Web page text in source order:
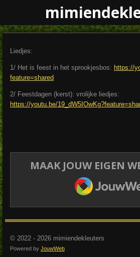
naar
hoofdinhoud
Liedjes:
1/ Het is feest in het sprookjesbos: https://
feature=shared
2/ Feestdagen (kerst): vrolijke liedjes:
https://youtu.be/
MAAK JOUW EIGEN
JOUWWEB
© 2022 - 2026 mimiendekleuters
Powered by JouwWeb